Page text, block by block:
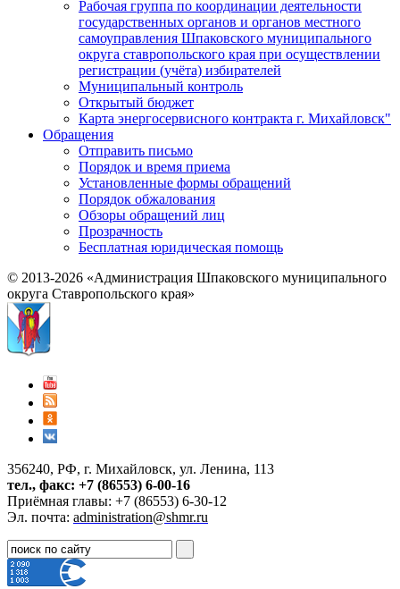
Рабочая группа по координации деятельности
государственных органов и органов местного
самоуправления Шпаковского муниципального
округа ставропольского края при осуществлении
регистрации (учёта) избирателей
Муниципальный контроль
Открытый бюджет
Карта энергосервисного контракта г. Михайловск"
Обращения
Отправить письмо
Порядок и время приема
Установленные формы обращений
Порядок обжалования
Обзоры обращений лиц
Прозрачность
Бесплатная юридическая помощь
© 2013-2026 «Администрация Шпаковского муниципального
округа Ставропольского края»
356240, РФ, г. Михайловск, ул. Ленина, 113
тел., факс: +7 (86553) 6-00-16
Приёмная главы: +7 (86553) 6-30-12
Эл. почта: administration@shmr.ru